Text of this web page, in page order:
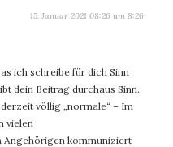
15. Januar 2021 08:26 um 8:26
ich schreibe für dich Sinn
dein Beitrag durchaus Sinn.
völlig „normale“ – Im
vielen
kommuniziert